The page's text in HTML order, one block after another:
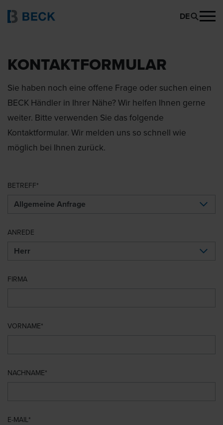
DE
KONTAKTFORMULAR
Sie haben noch eine offene Frage oder suchen einen
BECK Händler in Ihrer Nähe? Wir helfen Ihnen gerne
weiter. Bitte verwenden Sie das folgende
Kontaktformular. Wir melden uns so schnell wie
möglich bei Ihnen zurück.
BETREFF
ANREDE
FIRMA
VORNAME
NACHNAME
E-MAIL